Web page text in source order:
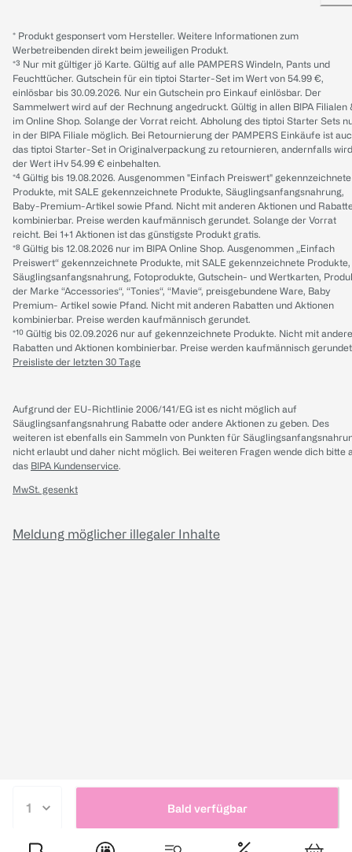
Bald verfügbar
* Produkt gesponsert vom Hersteller. Weitere Informationen zum
Werbetreibenden direkt beim jeweiligen Produkt.
*³ Nur mit gültiger jö Karte. Gültig auf alle PAMPERS Windeln, Pants und
Feuchttücher. Gutschein für ein tiptoi Starter-Set im Wert von 54.99 €,
einlösbar bis 30.09.2026. Nur ein Gutschein pro Einkauf einlösbar. Der
Sammelwert wird auf der Rechnung angedruckt. Gültig in allen BIPA Filialen
im Online Shop. Solange der Vorrat reicht. Abholung des tiptoi Starter Sets
in der BIPA Filiale möglich. Bei Retournierung der PAMPERS Einkäufe ist
das tiptoi Starter-Set in Originalverpackung zu retournieren, andernfalls wird
der Wert iHv 54.99 € einbehalten.
*⁴ Gültig bis 19.08.2026. Ausgenommen "Einfach Preiswert" gekennzeichnete
Produkte, mit SALE gekennzeichnete Produkte, Säuglingsanfangsnahrung,
Baby-Premium-Artikel sowie Pfand. Nicht mit anderen Aktionen und
kombinierbar. Preise werden kaufmännisch gerundet. Solange der Vorrat
reicht. Bei 1+1 Aktionen ist das günstigste Produkt gratis.
*⁸ Gültig bis 12.08.2026 nur im BIPA Online Shop. Ausgenommen „Einfach
Preiswert“ gekennzeichnete Produkte, mit SALE gekennzeichnete Produkte,
Säuglingsanfangsnahrung, Fotoprodukte, Gutschein- und Wertkarten,
der Marke “Accessories“, “Tonies“, “Mavie“, preisgebundene Ware, Baby
Premium- Artikel sowie Pfand. Nicht mit anderen Rabatten und Aktionen
kombinierbar. Preise werden kaufmännisch gerundet.
*¹⁰ Gültig bis 02.09.2026 nur auf gekennzeichnete Produkte. Nicht mit
Rabatten und Aktionen kombinierbar. Preise werden kaufmännisch
Preisliste der letzten 30 Tage
Aufgrund der EU-Richtlinie 2006/141/EG ist es nicht möglich auf
Säuglingsanfangsnahrung Rabatte oder andere Aktionen zu geben. Des
weiteren ist ebenfalls ein Sammeln von Punkten für
nicht erlaubt und daher nicht möglich. Bei weiteren Fragen wende dich bitte
das BIPA Kundenservice.
MwSt. gesenkt
Meldung möglicher illegaler Inhalte